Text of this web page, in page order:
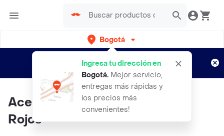
Bogotá
Ingresa tu dirección en
Bogotá. Mejor servicio,
entregas más rápidas y
los precios más
convenientes!
envíos gratis por semanas
Aplican TyC
Aceite Caliente Sabor A Frutos
Rojos